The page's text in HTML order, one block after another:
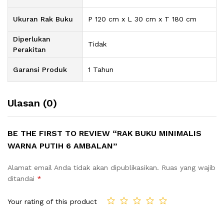
Ukuran Rak Buku P 120 cm x L 30 cm x T 180 cm
Diperlukan
Perakitan
Tidak
Garansi Produk 1 Tahun
Ulasan (0)
BE THE FIRST TO REVIEW “RAK BUKU MINIMALIS
WARNA PUTIH 6 AMBALAN”
Alamat email Anda tidak akan dipublikasikan. Ruas yang wajib
ditandai *
Your rating of this product